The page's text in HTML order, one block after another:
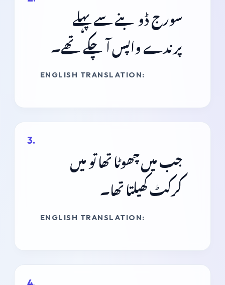
سورج ڈوبنے سے پہلے
پرندے واپس آ چکے تھے۔
ENGLISH TRANSLATION:
جب میں چھوٹا تھا تو میں
کرکٹ کھیلتا تھا۔
ENGLISH TRANSLATION: